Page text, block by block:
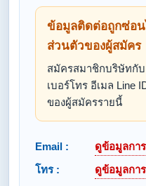
ข้อมูลติดต่อถูกซ่อน
ส่วนตัวของผู้สมัคร
สมัครสมาชิกบริษัทกับ
เบอร์โทร อีเมล Line
ของผู้สมัครรายนี้
Email :
ดูข้อมูลกา
โทร :
ดูข้อมูลกา